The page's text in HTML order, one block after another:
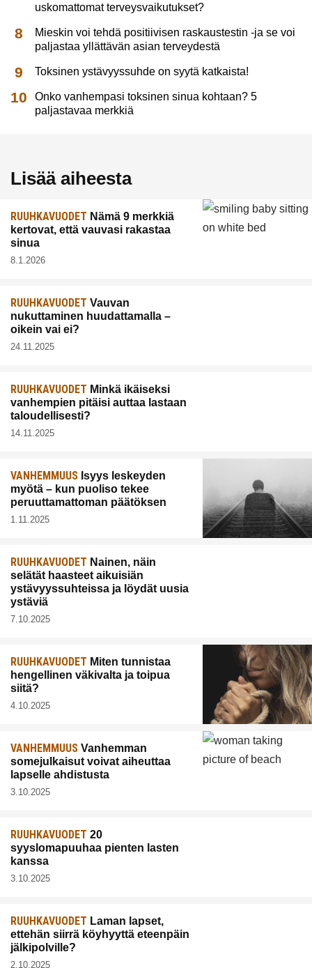
uskomattomat terveysvaikutukset?
Mieskin voi tehdä positiivisen raskaustestin -ja se voi
paljastaa yllättävän asian terveydestä
Toksinen ystävyyssuhde on syytä katkaista!
Onko vanhempasi toksinen sinua kohtaan? 5
paljastavaa merkkiä
Lisää aiheesta
RUUHKAVUODET Nämä 9 merkkiä
kertovat, että vauvasi rakastaa
sinua
8.1.2026
RUUHKAVUODET Vauvan
nukuttaminen huudattamalla –
oikein vai ei?
24.11.2025
RUUHKAVUODET Minkä ikäiseksi
vanhempien pitäisi auttaa lastaan
taloudellisesti?
14.11.2025
VANHEMMUUS Isyys leskeyden
myötä – kun puoliso tekee
peruuttamattoman päätöksen
1.11.2025
RUUHKAVUODET Nainen, näin
selätät haasteet aikuisiän
ystävyyssuhteissa ja löydät uusia
ystäviä
7.10.2025
RUUHKAVUODET Miten tunnistaa
hengellinen väkivalta ja toipua
siitä?
4.10.2025
VANHEMMUUS Vanhemman
somejulkaisut voivat aiheuttaa
lapselle ahdistusta
3.10.2025
RUUHKAVUODET 20
syyslomapuuhaa pienten lasten
kanssa
3.10.2025
RUUHKAVUODET Laman lapset,
ettehän siirrä köyhyyttä eteenpäin
jälkipolville?
2.10.2025